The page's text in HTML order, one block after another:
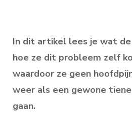
In dit artikel lees je wat de
hoe ze dit probleem zelf
waardoor ze geen
weer als een gewone
gaan.